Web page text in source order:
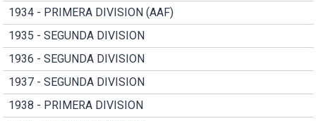
1934 - PRIMERA DIVISION (AAF)
1935 - SEGUNDA DIVISION
1936 - SEGUNDA DIVISION
1937 - SEGUNDA DIVISION
1938 - PRIMERA DIVISION